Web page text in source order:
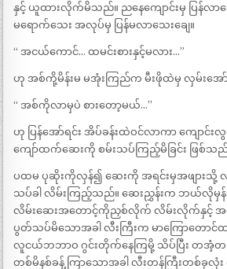
နှင့် ယူထားလိုက်မိသည်။ ညနေကျောင်းမှ ပြန်လ
မရောက်သေး အလုပ်မှ ပြန်မလာသေးချေ။
“ အငယ်ကောင်… ထမင်းစားနှင့်မလား…”
ဟု အစ်ကို့မိန်းမ မအုံးကြည်က မီးဖိုထဲမှ လှမ်းအေ
“ အစ်ကိုလာမှပဲ စားတော့မယ်…”
ဟု ပြန်အော်ရင်း အိပ်ခန်းထဲဝင်လာကာ ကျော
ကျော်ထက်ဆေးကို စမ်းသပ်ကြည့်မိခြင်း ဖြစ်သည်
ပထမ ပုဆိုးကိုလှန်၍ ဆေးကို အရင်းမှအဖျားသို့ လက်
သပ်ခါ လိမ်းကြည့်သည်။ ဆေးညွှန်းက ဘယ်လိုမှန်
လိမ်းဆေးအတောင့်ကိုညှစ်လိုက် လိမ်းလိုက်နှင့် အ
ပွတ်သပ်မိသောအခါ လီးကြီးက မာကြောတေ
လူငယ်ဘဘာဝ ဂွင်းတိုက်နေကြမို့ သိပ်ပြီး တအံ့တ
တစ်မိနစ်ခန့် ကြာသောအခါ လီးတန်ကြီးတစ်ခု